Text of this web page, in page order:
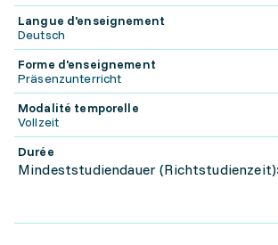
Langue d'enseignement
Deutsch
Forme d'enseignement
Präsenzunterricht
Modalité temporelle
Vollzeit
Durée
Mindeststudiendauer